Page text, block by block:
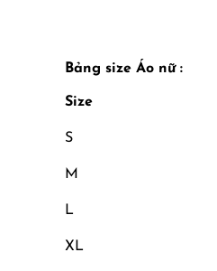
Bảng size Áo nữ :
Size
S
M
L
XL